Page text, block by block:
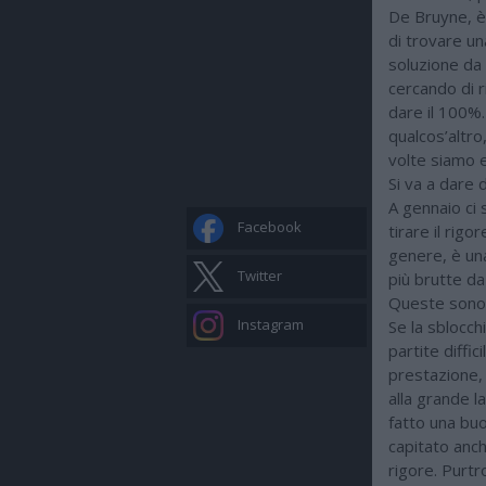
Facebook
Twitter
Instagram
De Bruyne,
di trovare
soluzione
cercando di
dare il
volte siamo
Si va a dare
A gennaio ci
tirare il
genere, è
più brutte
Queste
Se la
partite
prestazione,
alla grande
fatto una
capitato
rigore.